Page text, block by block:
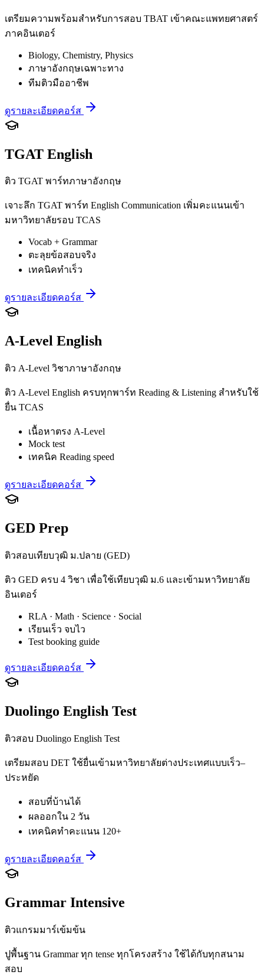
เตรียมความพร้อมสำหรับการสอบ TBAT เข้าคณะแพทยศาสตร์
ภาคอินเตอร์
Biology, Chemistry, Physics
ภาษาอังกฤษเฉพาะทาง
ทีมติวมืออาชีพ
ดูรายละเอียดคอร์ส
TGAT English
ติว TGAT พาร์ทภาษาอังกฤษ
เจาะลึก TGAT พาร์ท English Communication เพิ่มคะแนนเข้า
มหาวิทยาลัยรอบ TCAS
Vocab + Grammar
ตะลุยข้อสอบจริง
เทคนิคทำเร็ว
ดูรายละเอียดคอร์ส
A-Level English
ติว A-Level วิชาภาษาอังกฤษ
ติว A-Level English ครบทุกพาร์ท Reading & Listening สำหรับใช้
ยื่น TCAS
เนื้อหาตรง A-Level
Mock test
เทคนิค Reading speed
ดูรายละเอียดคอร์ส
GED Prep
ติวสอบเทียบวุฒิ ม.ปลาย (GED)
ติว GED ครบ 4 วิชา เพื่อใช้เทียบวุฒิ ม.6 และเข้ามหาวิทยาลัย
อินเตอร์
RLA · Math · Science · Social
เรียนเร็ว จบไว
Test booking guide
ดูรายละเอียดคอร์ส
Duolingo English Test
ติวสอบ Duolingo English Test
เตรียมสอบ DET ใช้ยื่นเข้ามหาวิทยาลัยต่างประเทศแบบเร็ว–
ประหยัด
สอบที่บ้านได้
ผลออกใน 2 วัน
เทคนิคทำคะแนน 120+
ดูรายละเอียดคอร์ส
Grammar Intensive
ติวแกรมมาร์เข้มข้น
ปูพื้นฐาน Grammar ทุก tense ทุกโครงสร้าง ใช้ได้กับทุกสนาม
สอบ